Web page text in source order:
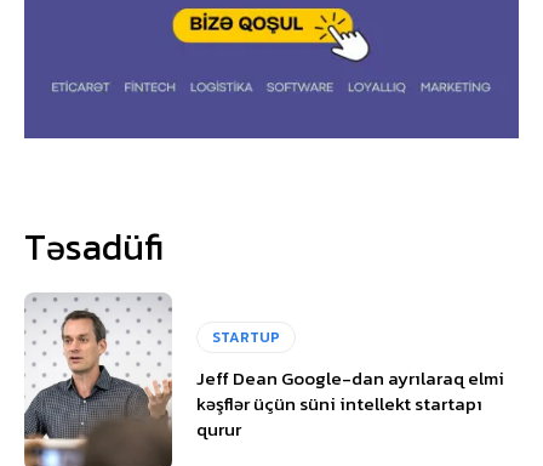
Təsadüfi
STARTUP
Jeff Dean Google-dan ayrılaraq elmi
kəşflər üçün süni intellekt startapı
qurur